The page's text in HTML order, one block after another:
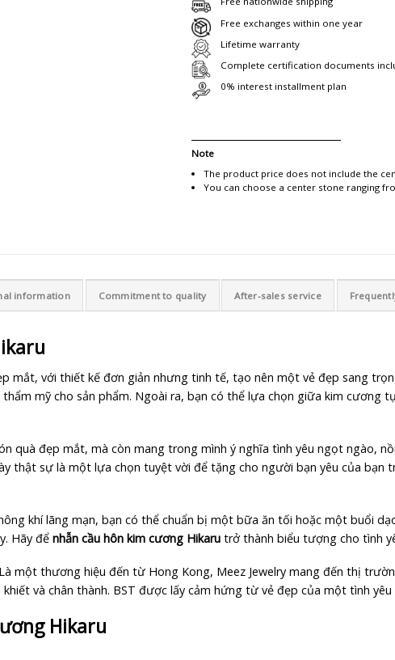
Free exchanges within one year
Lifetime warranty
Complete certification documents
0% interest installment plan
Note
The product price does not include the
You can choose a center stone ranging
information Commitment to quality After-sales service
mắt, với thiết kế đơn giản nhưng tinh tế, tạo nên một vẻ đẹp sang
mỹ cho sản phẩm. Ngoài ra, bạn có thể lựa chọn giữa kim cương
quà đẹp mắt, mà còn mang trong mình ý nghĩa tình yêu ngọt ngào,
thật sự là một lựa chọn tuyệt vời để tặng cho người bạn yêu của bạn
khí lãng mạn, bạn có thể chuẩn bị một bữa ăn tối hoặc một buổi
Hãy để nhẫn cầu hôn kim cương Hikaru trở thành biểu tượng cho tình
một thương hiệu đến từ Hong Kong, Meez Jewelry mang đến thị
và chân thành. BST được lấy cảm hứng từ vẻ đẹp của một tình yêu
Hikaru